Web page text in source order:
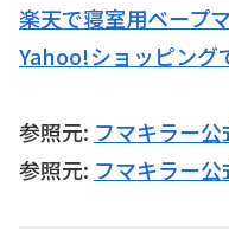
楽天で寝室用ベープ
Yahoo!ショッピング
参照元: フマキラー
参照元: フマキラー公